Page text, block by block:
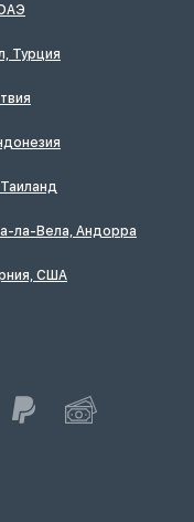
Турция
ла-Вела, Андорра
США